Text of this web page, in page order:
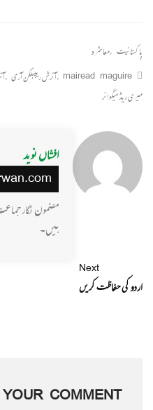
پاکستانیت ,معاشرہ
mairead maguire
,آئرش ریپبلکن آرمی ,
میری ریڈ میگوائر
افشاں نوید
مضمون نگار
ہیں۔
Next
اردو کی حفاظت کریں
COMMENT